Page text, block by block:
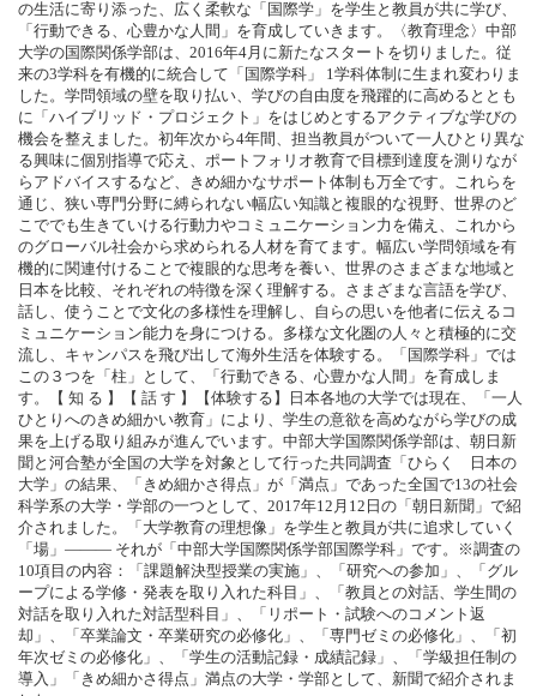
の生活に寄り添った、広く柔軟な「国際学」を学生と教員が共に学び、
「行動できる、心豊かな人間」を育成していきます。〈教育理念〉中部
大学の国際関係学部は、2016年4月に新たなスタートを切りました。従
来の3学科を有機的に統合して「国際学科」 1学科体制に生まれ変わりま
した。学問領域の壁を取り払い、学びの自由度を飛躍的に高めるととも
に「ハイブリッド・プロジェクト」をはじめとするアクティブな学びの
機会を整えました。初年次から4年間、担当教員がついて一人ひとり異な
る興味に個別指導で応え、ポートフォリオ教育で目標到達度を測りなが
らアドバイスするなど、きめ細かなサポート体制も万全です。これらを
通じ、狭い専門分野に縛られない幅広い知識と複眼的な視野、世界のど
こででも生きていける行動力やコミュニケーション力を備え、これから
のグローバル社会から求められる人材を育てます。幅広い学問領域を有
機的に関連付けることで複眼的な思考を養い、世界のさまざまな地域と
日本を比較、それぞれの特徴を深く理解する。さまざまな言語を学び、
話し、使うことで文化の多様性を理解し、自らの思いを他者に伝えるコ
ミュニケーション能力を身につける。多様な文化圏の人々と積極的に交
流し、キャンパスを飛び出して海外生活を体験する。「国際学科」では
この３つを「柱」として、「行動できる、心豊かな人間」を育成しま
す。【 知 る 】【 話 す 】【体験する】日本各地の大学では現在、「一人
ひとりへのきめ細かい教育」により、学生の意欲を高めながら学びの成
果を上げる取り組みが進んでいます。中部大学国際関係学部は、朝日新
聞と河合塾が全国の大学を対象として行った共同調査「ひらく 日本の
大学」の結果、「きめ細かさ得点」が「満点」であった全国で13の社会
科学系の大学・学部の一つとして、2017年12月12日の「朝日新聞」で紹
介されました。「大学教育の理想像」を学生と教員が共に追求していく
「場」――― それが「中部大学国際関係学部国際学科」です。※調査の
10項目の内容：「課題解決型授業の実施」、「研究への参加」、「グル
ープによる学修・発表を取り入れた科目」、「教員との対話、学生間の
対話を取り入れた対話型科目」、「リポート・試験へのコメント返
却」、「卒業論文・卒業研究の必修化」、「専門ゼミの必修化」、「初
年次ゼミの必修化」、「学生の活動記録・成績記録」、「学級担任制の
導入」「きめ細かさ得点」満点の大学・学部として、新聞で紹介されま